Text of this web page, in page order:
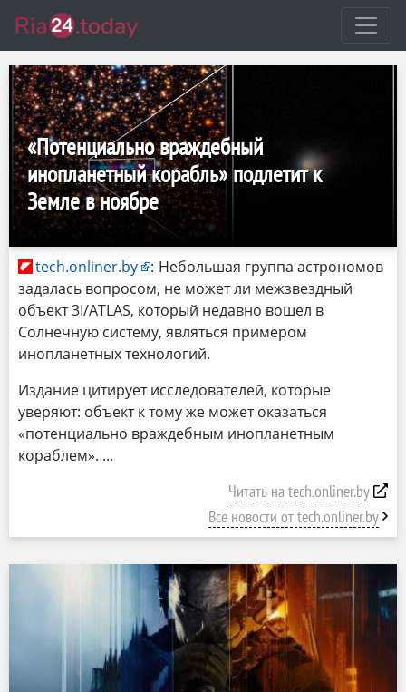
«Потенциально враждебный
инопланетный корабль» подлетит к
Земле в ноябре
tech.onliner.by : Небольшая группа астрономов
задалась вопросом, не может ли межзвездный
объект 3I/ATLAS, который недавно вошел в
Солнечную систему, являться примером
инопланетных технологий.
Издание цитирует исследователей, которые
уверяют: объект к тому же может оказаться
«потенциально враждебным инопланетным
кораблем».
Читать на tech.onliner.by
Все новости от tech.onliner.by